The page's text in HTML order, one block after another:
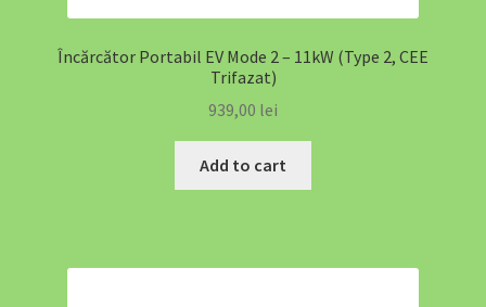
Top 10 Suporturi Telefon Auto 2025 – Ghid Complet |
EV4GREEN
Top 5 Mașini Electrice România 2025
SOLUȚII EV PENTRU RESTAURANTE ȘI CAFENELE
SOLUȚII EV PENTRU BIROURI ȘI COMPANII
Încărcător Portabil EV Mode 2 – 11kW (Type 2, CEE
Trifazat)
939,00 lei
Add to cart